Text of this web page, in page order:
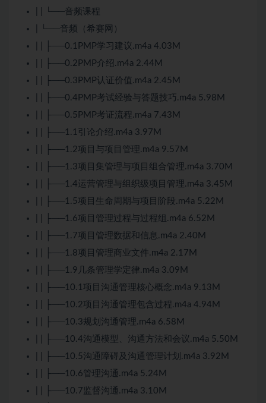
| | └──音频课程
| └──音频（希赛网）
| | ├──0.1PMP学习建议.m4a 4.03M
| | ├──0.2PMP介绍.m4a 2.44M
| | ├──0.3PMP认证价值.m4a 2.45M
| | ├──0.4PMP考试经验与答题技巧.m4a 5.98M
| | ├──0.5PMP考证流程.m4a 7.43M
| | ├──1.1引论介绍.m4a 3.97M
| | ├──1.2项目与项目管理.m4a 9.57M
| | ├──1.3项目集管理与项目组合管理.m4a 3.70M
| | ├──1.4运营管理与组织级项目管理.m4a 3.45M
| | ├──1.5项目生命周期与项目阶段.m4a 5.22M
| | ├──1.6项目管理过程与过程组.m4a 6.52M
| | ├──1.7项目管理数据和信息.m4a 2.40M
| | ├──1.8项目管理商业文件.m4a 2.17M
| | ├──1.9几条管理学定律.m4a 3.09M
| | ├──10.1项目沟通管理核心概念.m4a 9.13M
| | ├──10.2项目沟通管理包含过程.m4a 4.94M
| | ├──10.3规划沟通管理.m4a 6.58M
| | ├──10.4沟通模型、沟通方法和会议.m4a 5.50M
| | ├──10.5沟通障碍及沟通管理计划.m4a 3.92M
| | ├──10.6管理沟通.m4a 5.24M
| | ├──10.7监督沟通.m4a 3.10M